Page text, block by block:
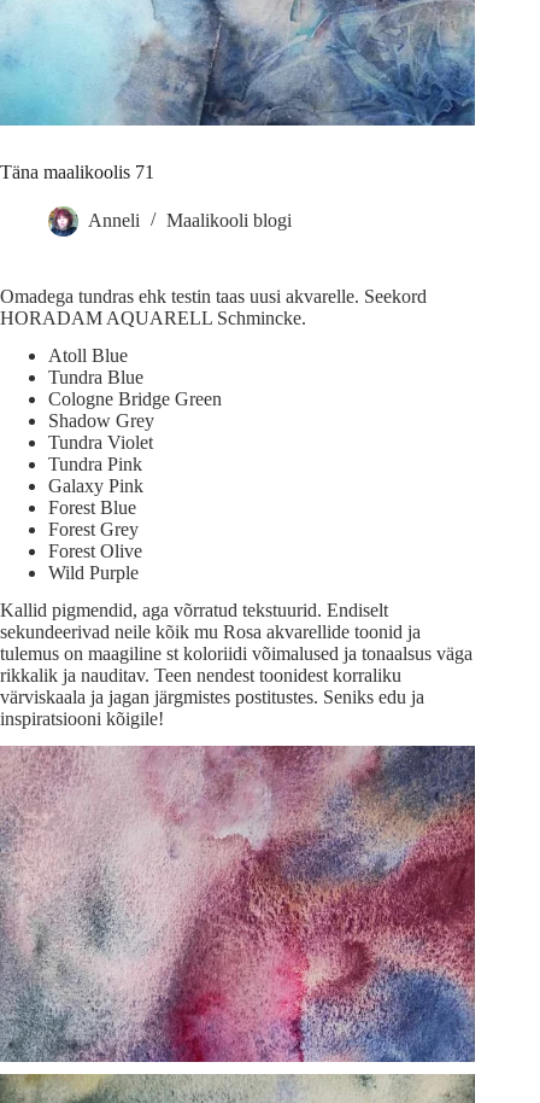
Täna maalikoolis 71
Anneli Maalikooli blogi
Omadega tundras ehk testin taas uusi akvarelle. Seekord
HORADAM AQUARELL Schmincke.
Atoll Blue
Tundra Blue
Cologne Bridge Green
Shadow Grey
Tundra Violet
Tundra Pink
Galaxy Pink
Forest Blue
Forest Grey
Forest Olive
Wild Purple
Kallid pigmendid, aga võrratud tekstuurid. Endiselt
sekundeerivad neile kõik mu Rosa akvarellide toonid ja
tulemus on maagiline st koloriidi võimalused ja tonaalsus väga
rikkalik ja nauditav. Teen nendest toonidest korraliku
värviskaala ja jagan järgmistes postitustes. Seniks edu ja
inspiratsiooni kõigile!